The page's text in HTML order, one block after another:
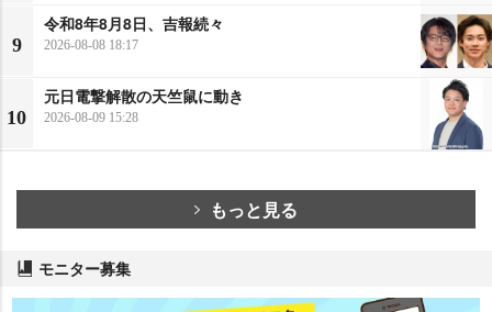
9
令和8年8月8日、吉報続々
2026-08-08 18:17
10
元日電撃解散の天竺鼠に動き
2026-08-09 15:28
もっと見る
モニター募集